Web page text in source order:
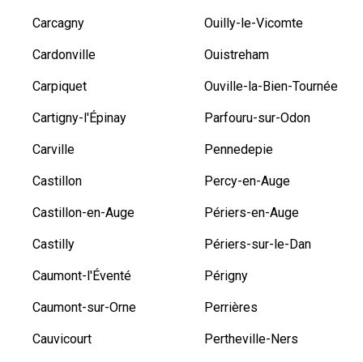
Carcagny
Cardonville
Carpiquet
Cartigny-l'Épinay
Carville
Castillon
Castillon-en-Auge
Castilly
Caumont-l'Éventé
Caumont-sur-Orne
Cauvicourt
Ouilly-le-Vicomte
Ouistreham
Ouville-la-Bien-Tournée
Parfouru-sur-Odon
Pennedepie
Percy-en-Auge
Périers-en-Auge
Périers-sur-le-Dan
Périgny
Perrières
Pertheville-Ners